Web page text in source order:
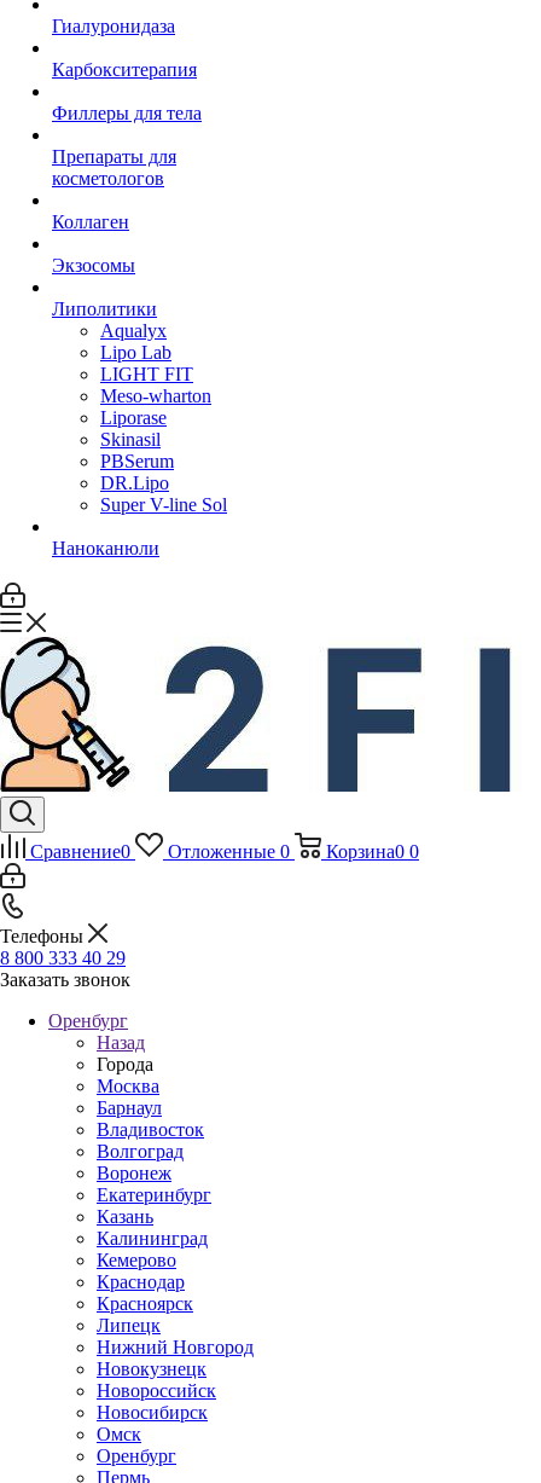
Гиалуронидаза
Карбокситерапия
Филлеры для тела
Препараты для
косметологов
Коллаген
Экзосомы
Липолитики
Aqualyx
Lipo Lab
LIGHT FIT
Meso-wharton
Liporase
Skinasil
PBSerum
DR.Lipo
Super V-line Sol
Наноканюли
Сравнение0 Отложенные 0 Корзина0 0
Телефоны
8 800 333 40 29
Заказать звонок
Оренбург
Назад
Города
Москва
Барнаул
Владивосток
Волгоград
Воронеж
Екатеринбург
Казань
Калининград
Кемерово
Краснодар
Красноярск
Липецк
Нижний Новгород
Новокузнецк
Новороссийск
Новосибирск
Омск
Оренбург
Пермь